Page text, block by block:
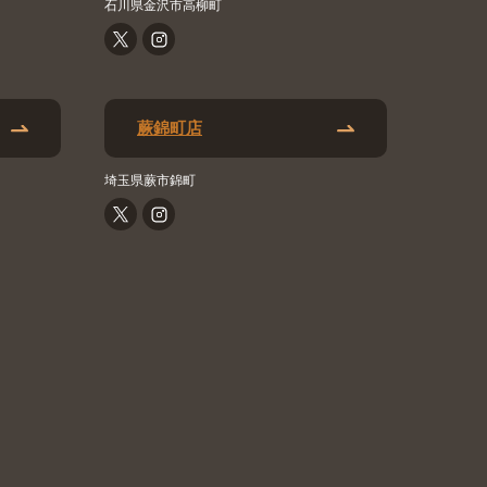
石川県金沢市高柳町
蕨錦町店
埼玉県蕨市錦町